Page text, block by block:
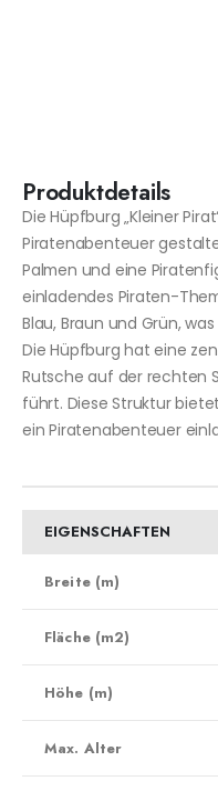
Produktdetails
Die Hüpfburg „Kleiner
Piratenabenteuer
Palmen und eine
einladendes Piraten-
Blau, Braun und Grün,
Die Hüpfburg hat eine
Rutsche auf der rechten
führt. Diese Struktur
ein Piratenabenteuer
EIGENSCHAFTEN
Breite (m)
Fläche (m2)
Höhe (m)
Max. Alter